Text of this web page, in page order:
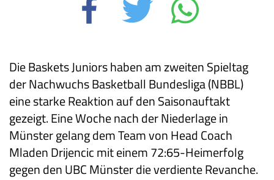
Die Baskets Juniors haben am zweiten Spieltag
der Nachwuchs Basketball Bundesliga (NBBL)
eine starke Reaktion auf den Saisonauftakt
gezeigt. Eine Woche nach der Niederlage in
Münster gelang dem Team von Head Coach
Mladen Drijencic mit einem 72:65-Heimerfolg
gegen den UBC Münster die verdiente Revanche.